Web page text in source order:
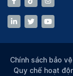
Chính sách bảo
Quy chế hoạt